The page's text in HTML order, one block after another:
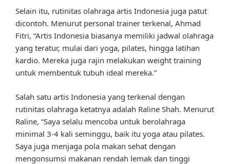
Selain itu, rutinitas olahraga artis Indonesia juga patut
dicontoh. Menurut personal trainer terkenal, Ahmad
Fitri, “Artis Indonesia biasanya memiliki jadwal olahraga
yang teratur, mulai dari yoga, pilates, hingga latihan
kardio. Mereka juga rajin melakukan weight training
untuk membentuk tubuh ideal mereka.”
Salah satu artis Indonesia yang terkenal dengan
rutinitas olahraga ketatnya adalah Raline Shah. Menurut
Raline, “Saya selalu mencoba untuk berolahraga
minimal 3-4 kali seminggu, baik itu yoga atau pilates.
Saya juga menjaga pola makan sehat dengan
mengonsumsi makanan rendah lemak dan tinggi